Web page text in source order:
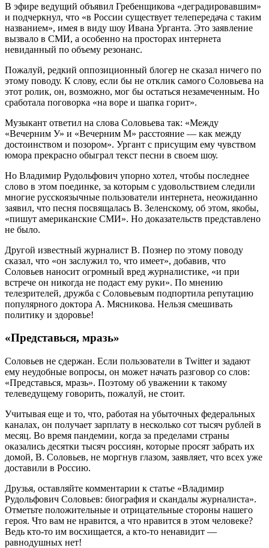
В эфире ведущий объявил Гребенщикова «деградировавшим»
и подчеркнул, что «в России существует телепередача с таким
названием», имея в виду шоу Ивана Урганта. Это заявление
вызвало в СМИ, а особенно на просторах интернета
невиданный по объему резонанс.
Пожалуй, редкий оппозиционный блогер не сказал ничего по
этому поводу. К слову, если бы не отклик самого Соловьева на
этот ролик, он, возможно, мог бы остаться незамеченным. Но
сработала поговорка «на воре и шапка горит».
Музыкант ответил на слова Соловьева так: «Между
«Вечерним У» и «Вечерним М» расстояние — как между
достоинством и позором». Ургант с присущим ему чувством
юмора прекрасно обыграл текст песни в своем шоу.
Но Владимир Рудольфович упорно хотел, чтобы последнее
слово в этом поединке, за которым с удовольствием следили
многие русскоязычные пользователи интернета, неожиданно
заявил, что песня посвящалась В. Зеленскому, об этом, якобы,
«пишут американские СМИ». Но доказательств представлено
не было.
Другой известный журналист В. Познер по этому поводу
сказал, что «он заслужил то, что имеет», добавив, что
Соловьев наносит огромный вред журналистике, «и при
встрече он никогда не подаст ему руки». По мнению
телезрителей, дружба с Соловьевым подпортила репутацию
популярного доктора А. Мясникова. Нельзя смешивать
политику и здоровье!
«Представься, мразь»
Соловьев не сдержан. Если пользователи в Twitter и задают
ему неудобные вопросы, он может начать разговор со слов:
«Представься, мразь». Поэтому об уважении к такому
телеведущему говорить, пожалуй, не стоит.
Учитывая еще и то, что, работая на убыточных федеральных
каналах, он получает зарплату в несколько сот тысяч рублей в
месяц. Во время пандемии, когда за пределами страны
оказались десятки тысяч россиян, которые просят забрать их
домой, В. Соловьев, не моргнув глазом, заявляет, что всех уже
доставили в Россию.
Друзья, оставляйте комментарии к статье «Владимир
Рудольфович Соловьев: биография и скандалы журналиста».
Отметьте положительные и отрицательные стороны нашего
героя. Что вам не нравится, а что нравится в этом человеке?
Ведь кто-то им восхищается, а кто-то ненавидит —
равнодушных нет!